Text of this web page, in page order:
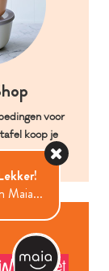
voor
koop je
Maia...